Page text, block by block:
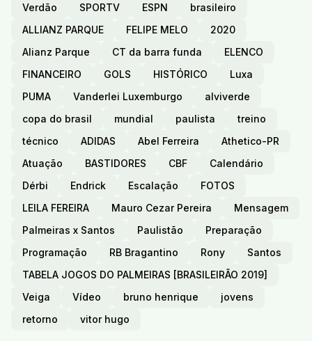
Verdão
SPORTV ESPN
brasileiro
ALLIANZ PARQUE
FELIPE MELO
2020
Alianz Parque
CT da barra funda
ELENCO
FINANCEIRO
GOLS HISTÓRICO
Luxa
PUMA
Vanderlei Luxemburgo
alviverde
copa do brasil
mundial paulista
treino
técnico
ADIDAS Abel Ferreira
Athetico-PR
Atuação
BASTIDORES CBF
Calendário
Dérbi
Endrick Escalação
FOTOS
LEILA FEREIRA
Mauro Cezar Pereira
Mensagem
Palmeiras x Santos
Paulistão
Preparação
Programação
RB Bragantino Rony
Santos
TABELA JOGOS DO PALMEIRAS [BRASILEIRÃO 2019]
Veiga
Vídeo bruno henrique
jovens
retorno
vitor hugo